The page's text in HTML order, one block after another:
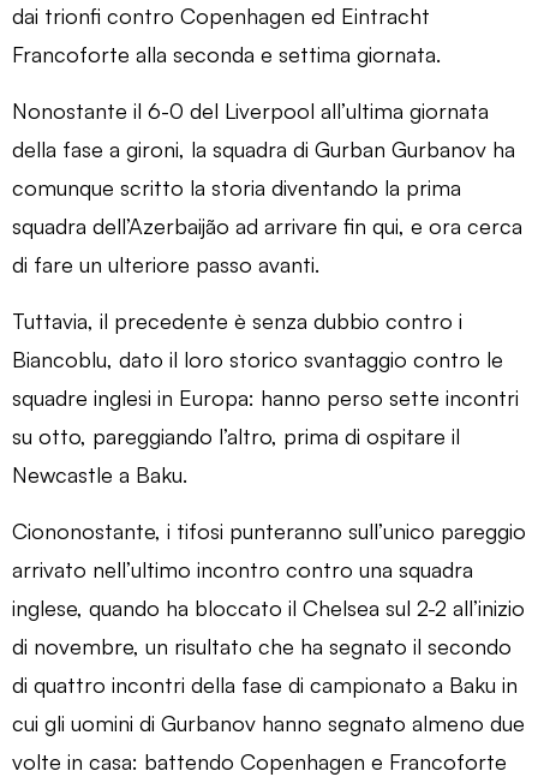
dai trionfi contro Copenhagen ed Eintracht
Francoforte alla seconda e settima giornata.
Nonostante il 6-0 del Liverpool all’ultima giornata
della fase a gironi, la squadra di Gurban Gurbanov ha
comunque scritto la storia diventando la prima
squadra dell’Azerbaijão ad arrivare fin qui, e ora cerca
di fare un ulteriore passo avanti.
Tuttavia, il precedente è senza dubbio contro i
Biancoblu, dato il loro storico svantaggio contro le
squadre inglesi in Europa: hanno perso sette incontri
su otto, pareggiando l’altro, prima di ospitare il
Newcastle a Baku.
Ciononostante, i tifosi punteranno sull’unico pareggio
arrivato nell’ultimo incontro contro una squadra
inglese, quando ha bloccato il Chelsea sul 2-2 all’inizio
di novembre, un risultato che ha segnato il secondo
di quattro incontri della fase di campionato a Baku in
cui gli uomini di Gurbanov hanno segnato almeno due
volte in casa: battendo Copenhagen e Francoforte